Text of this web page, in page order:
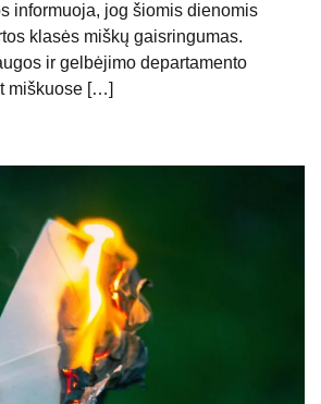
informuoja, jog šiomis dienomis
klasės miškų gaisringumas.
ir gelbėjimo departamento
miškuose […]